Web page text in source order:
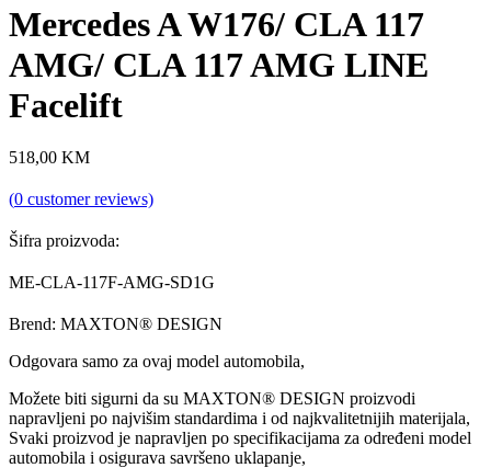
Mercedes A W176/ CLA 117
AMG/ CLA 117 AMG LINE
Facelift
518,00 KM
(0 customer reviews)
Šifra proizvoda:
ME-CLA-117F-AMG-SD1G
Brend: MAXTON® DESIGN
Odgovara samo za ovaj model automobila,
Možete biti sigurni da su MAXTON® DESIGN proizvodi
napravljeni po najvišim standardima i od najkvalitetnijih materijala,
Svaki proizvod je napravljen po specifikacijama za određeni model
automobila i osigurava savršeno uklapanje,